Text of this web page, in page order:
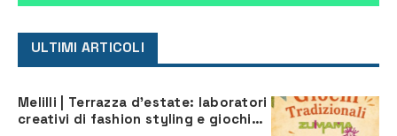
ULTIMI ARTICOLI
Melilli | Terrazza d’estate: laboratori
creativi di fashion styling e giochi